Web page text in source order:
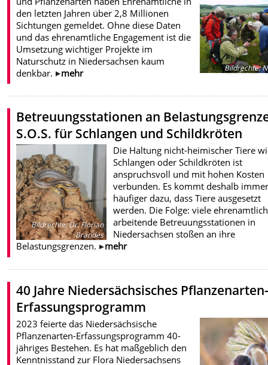
Bildrechte:
den letzten Jahren über 2,8 Millionen
Sichtungen gemeldet. Ohne diese Daten
und das ehrenamtliche Engagement ist die
Umsetzung wichtiger Projekte im
Naturschutz in Niedersachsen kaum
denkbar.
mehr
Betreuungsstationen an
S.O.S. für Schlangen und Schildkröten
Bildrechte:Dr. Florian
Brandes
Die Haltung nicht-heimischer Tiere
Schlangen oder Schildkröten ist
anspruchsvoll und mit hohen Kosten
verbunden. Es kommt deshalb
häufiger dazu, dass Tiere ausgesetzt
werden. Die Folge: viele ehrenamtlich
arbeitende Betreuungsstationen in
Niedersachsen stoßen an ihre
Belastungsgrenzen.
mehr
40 Jahre Niedersächsisches
Erfassungsprogramm
2023 feierte das Niedersächsische
Pflanzenarten-Erfassungsprogramm 40-
jähriges Bestehen. Es hat maßgeblich den
Kenntnisstand zur Flora Niedersachsens